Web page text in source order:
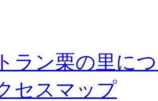
ラン栗の里に
セスマップ